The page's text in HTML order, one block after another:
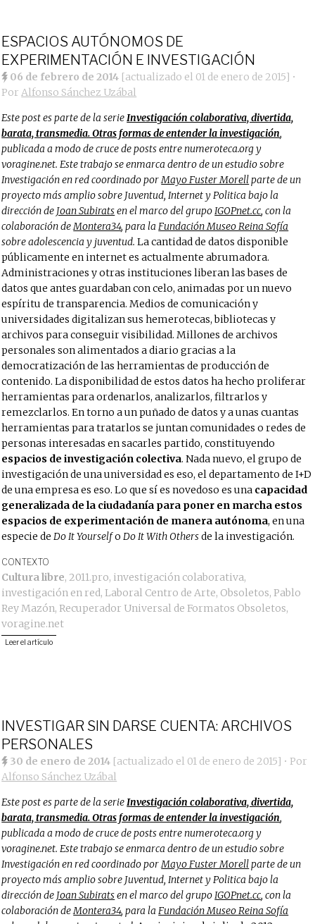
ESPACIOS AUTÓNOMOS DE
EXPERIMENTACIÓN E INVESTIGACIÓN
06 de febrero de 2014 [actualizado el 01 de enero de 2015] •
PorAlfonso Sánchez Uzábal
Este post es parte de la serieInvestigación colaborativa, divertida,
barata, transmedia. Otras formas de entender la investigación,
publicada a modo de cruce de posts entre numeroteca.org y
voragine.net. Este trabajo se enmarca dentro de un estudio sobre
Investigación en red coordinado porMayo Fuster Morellparte de un
proyecto más amplio sobre Juventud, Internet y Politica bajo la
dirección de Joan Subiratsen el marco del grupoIGOPnet.cc, con la
colaboración deMontera34, para laFundación Museo Reina Sofía
sobre adolescencia y juventud. La cantidad de datos disponible
públicamente en internet es actualmente abrumadora.
Administraciones y otras instituciones liberan las bases de
datos que antes guardaban con celo, animadas por un nuevo
espíritu de transparencia. Medios de comunicación y
universidades digitalizan sus hemerotecas, bibliotecas y
archivos para conseguir visibilidad. Millones de archivos
personales son alimentados a diario gracias a la
democratización de las herramientas de producción de
contenido. La disponibilidad de estos datos ha hecho proliferar
herramientas para ordenarlos, analizarlos, filtrarlos y
remezclarlos. En torno a un puñado de datos y a unas cuantas
herramientas para tratarlos se juntan comunidades o redes de
personas interesadas en sacarles partido, constituyendo
espacios de investigación colectiva. Nada nuevo, el grupo de
investigación de una universidad es eso, el departamento de I+D
de una empresa es eso. Lo que sí es novedoso es una capacidad
generalizada de la ciudadanía para poner en marcha estos
espacios de experimentación de manera autónoma, en una
especie deDo It YourselfoDo It With Othersde la investigación.
CONTEXTO
Cultura libre,2011.pro, investigación colaborativa,
investigación en red, Laboral Centro de Arte, Obsoletos,Pablo
Rey Mazón, Recuperador Universal de Formatos Obsoletos,
voragine.net
Leer el artículo
INVESTIGAR SIN DARSE CUENTA: ARCHIVOS
PERSONALES
30 de enero de 2014 [actualizado el 01 de enero de 2015] • Por
Alfonso Sánchez Uzábal
Este post es parte de la serieInvestigación colaborativa, divertida,
barata, transmedia. Otras formas de entender la investigación,
publicada a modo de cruce de posts entre numeroteca.org y
voragine.net. Este trabajo se enmarca dentro de un estudio sobre
Investigación en red coordinado porMayo Fuster Morellparte de un
proyecto más amplio sobre Juventud, Internet y Politica bajo la
dirección de Joan Subiratsen el marco del grupoIGOPnet.cc, con la
colaboración deMontera34, para laFundación Museo Reina Sofía